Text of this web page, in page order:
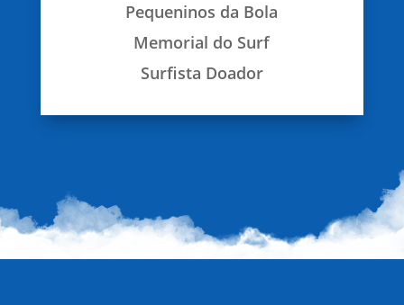
Pequeninos da Bola
Memorial do Surf
Surfista Doador